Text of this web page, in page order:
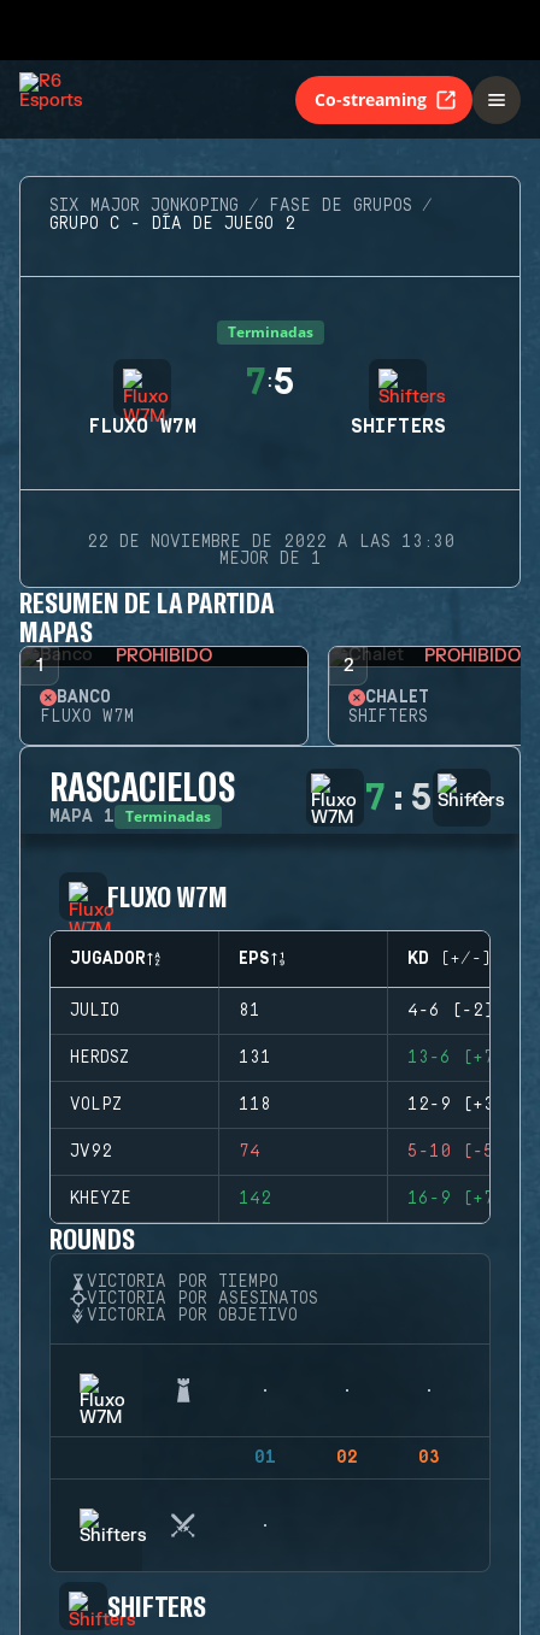
Co-streaming
SIX MAJOR JONKOPING
FASE DE GRUPOS
GRUPO C - DÍA DE JUEGO 2
Terminadas
FLUXO W7M
7:5
SHIFTERS
22 DE NOVIEMBRE DE 2022 A LAS 13:30
MEJOR DE 1
RESUMEN DE LA PARTIDA
MAPAS
1 PROHIBIDO
BANCO
FLUXO W7M
2 PROHIBIDO
CHALET
SHIFTERS
RASCACIELOS
MAPA 1 Terminadas 7 : 5
FLUXO W7M
JUGADOR EPS KD (+/-)
JULIO 81 4-6 (-2)
HERDSZ 131 13-6 (+7)
VOLPZ 118 12-9 (+3)
JV92 74 5-10 (-5)
KHEYZE 142 16-9 (+7)
ROUNDS
VICTORIA POR TIEMPO
VICTORIA POR ASESINATOS
VICTORIA POR OBJETIVO
01 02 03
SHIFTERS